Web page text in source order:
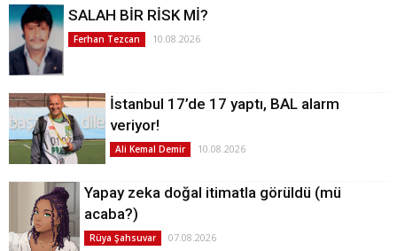
SALAH BİR RİSK Mİ?
Ferhan Tezcan 10.08.2026
İstanbul 17’de 17 yaptı, BAL alarm
veriyor!
Ali Kemal Demir 10.08.2026
Yapay zeka doğal itimatla görüldü (mü
acaba?)
Rüya Şahsuvar 07.08.2026